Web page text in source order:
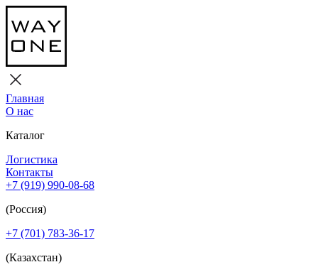
Главная
О нас
Каталог
Логистика
Контакты
+7 (919) 990-08-68
(Россия)
+7 (701) 783-36-17
(Казахстан)